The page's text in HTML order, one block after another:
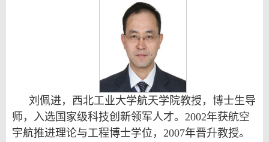
刘佩进，西北工业大学航天学院教授，博士生导
师，入选国家级科技创新领军人才。 2002年获航空
宇航推进理论与工程博士学位， 2007年晋升教授。